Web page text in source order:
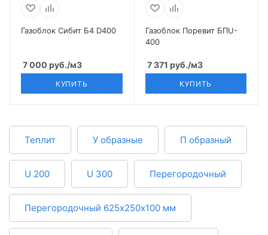
Газоблок Сибит Б4 D400
7 000 руб./м3
КУПИТЬ
Газоблок Поревит БПU-
400
7 371 руб./м3
КУПИТЬ
Теплит У образные П образный
U 200 U 300 Перегородочный
Перегородочный 625х250х100 мм